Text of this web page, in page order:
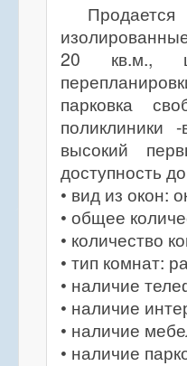
20 кв.м.,
парковка
поликлиники
высокий
доступность
• вид из окон:
• общее
• количество
• тип комнат:
• наличие
• наличие
• наличие
• наличие